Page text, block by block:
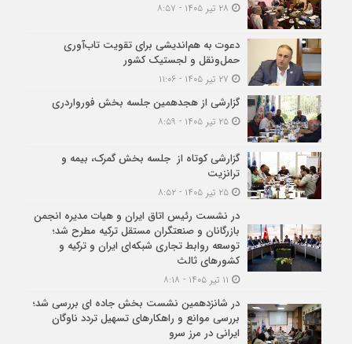
دعوت به هم‌اندیشی برای تقویت تاب‌آوری
حمل‌ونقل و لجستیک کشور
گزارشی از هجدهمین جلسه بخش فورواردری
۲۵ تیر ۱۴۰۵ - ۸:۵۹
گزارشی کوتاه از جلسه بخش گمرک، بیمه و
ترانزیت
۲۵ تیر ۱۴۰۵ - ۸:۵۲
در نشست رئیس اتاق ایران و هیات مدیره انجمن
بازرگانان و صنعتگران مستقل ترکیه مطرح شد؛
توسعه روابط تجاری شبکه‌ای ایران و ترکیه و
کشورهای ثالث
در شانزدهمین نشست بخش جاده ای بررسی شد؛
بررسی موانع و راهکارهای تسهیل تردد ناوگان
ایرانی در مرز سرو